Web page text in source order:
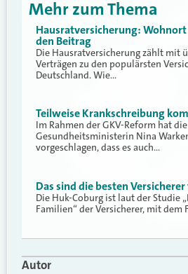
Mehr zum Thema
Hausratversicherung:
den Beitrag
Die Hausratversicherung zählt mit
Verträgen zu den populärsten
Deutschland. Wie…
Teilweise Krankschreibung
Im Rahmen der GKV-Reform hat
Gesundheitsministerin Nina
vorgeschlagen, dass es auch…
Das sind die besten
Die Huk-Coburg ist laut der Studie
Familien“ der Versicherer, mit dem
Autor